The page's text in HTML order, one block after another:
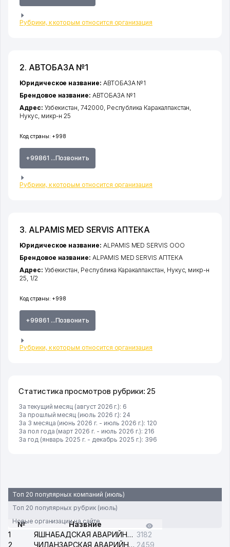
Рубрики, к которым относится организация
2. АВТОБАЗА №1
Код страны: +998
+99861 ...Позвонить
Рубрики, к которым относится организация
Юридическое название: АВТОБАЗА №1
Брендовое название: АВТОБАЗА №1
Адрес: Узбекистан, 742000, Республика Каракалпакстан,
Нукус, микр-н 25
3. ALPAMIS MED SERVIS АПТЕКА
Код страны: +998
+99861 ...Позвонить
Рубрики, к которым относится организация
Юридическое название: ALPAMIS MED SERVIS ООО
Брендовое название: ALPAMIS MED SERVIS АПТЕКА
Адрес: Узбекистан, Республика Каракалпакстан, Нукус, микр-н
25, 1/2
Статистика просмотров рубрики: 25
За текущий месяц (август 2026 г.): 6
За прошлый месяц (июль 2026 г.): 24
За 3 месяца (июнь 2026 г. - июль 2026 г.): 120
За пол года (март 2026 г. - июль 2026 г.): 216
За год (январь 2025 г. - декабрь 2025 г.): 396
Топ 20 популярных компаний (июль)
Топ 20 популярных рубрик (июль)
Новые организации на сайте
№
Назвние
1
ЯШНАБАДСКАЯ АВАРИЙНАЯ СЛУЖБА ЭЛЕКТРОСЕТИ 3182
2
ЧИЛАНЗАРСКАЯ АВАРИЙНАЯ СЛУЖБА ЭЛЕКТРОСЕТИ 2459